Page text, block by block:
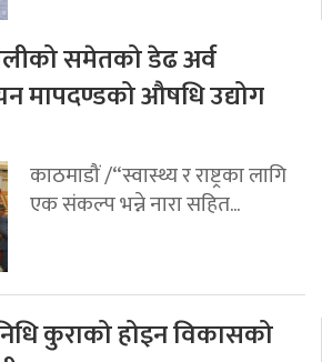
समेतको डेढ अर्व
मापदण्डको औषधि उद्योग
काठमाडौं /“स्वास्थ्य र राष्ट्रका लागि
एक संकल्प भन्ने नारा सहित...
कुराको होइन विकासको